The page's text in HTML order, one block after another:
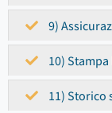
9)
10)
11) Storico